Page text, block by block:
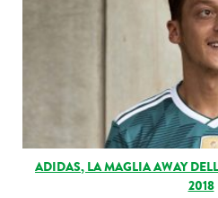
ADIDAS, LA MAGLIA AWAY
2018